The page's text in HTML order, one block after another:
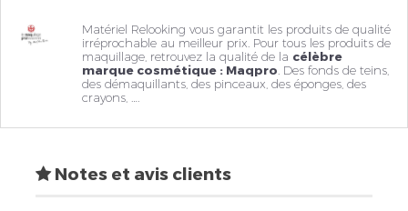
Matériel Relooking vous garantit les produits de qualité
irréprochable au meilleur prix. Pour tous les produits de
maquillage, retrouvez la qualité de la célèbre
marque cosmétique : Maqpro . Des fonds de teins,
desdémaquillants , des pinceaux, des éponges, des
crayons, ….
Notes et avis clients